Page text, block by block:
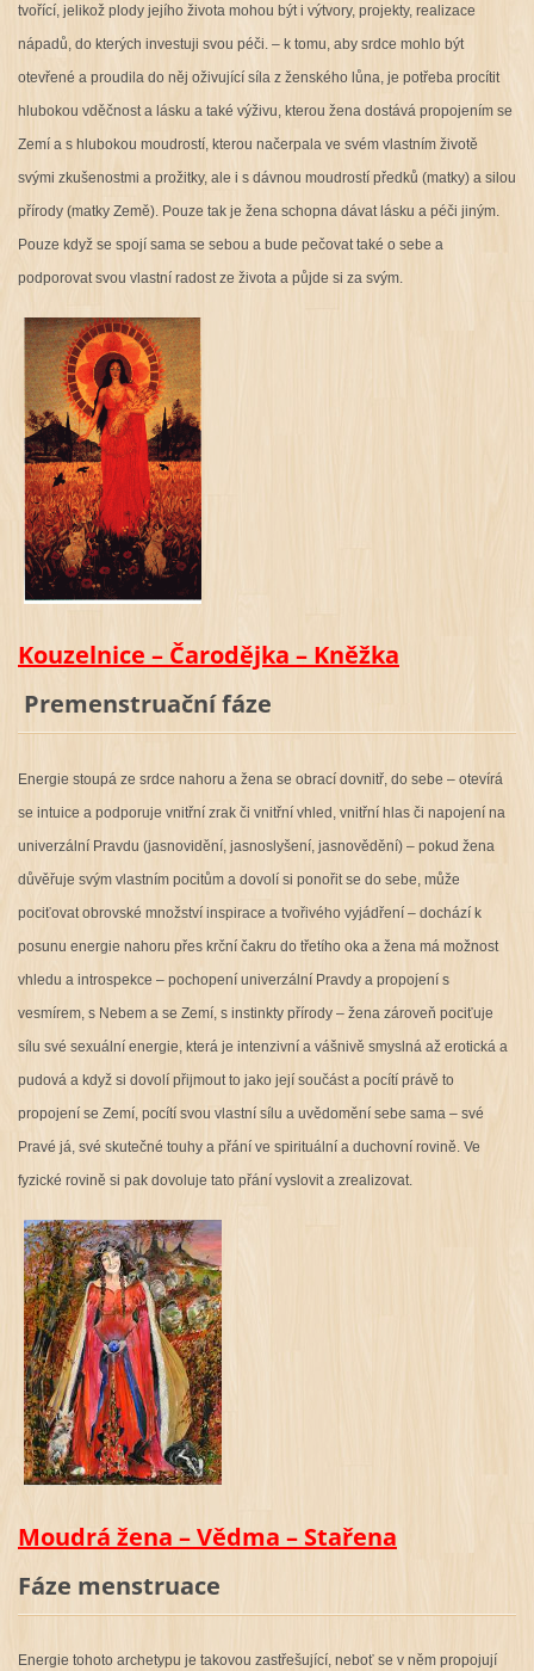
tvořící, jelikož plody jejího života mohou být i výtvory, projekty, realizace
nápadů, do kterých investuji svou péči. – k tomu, aby srdce mohlo být
otevřené a proudila do něj oživující síla z ženského lůna, je potřeba procítit
hlubokou vděčnost a lásku a také výživu, kterou žena dostává propojením se
Zemí a s hlubokou moudrostí, kterou načerpala ve svém vlastním životě
svými zkušenostmi a prožitky, ale i s dávnou moudrostí předků (matky) a silou
přírody (matky Země). Pouze tak je žena schopna dávat lásku a péči jiným.
Pouze když se spojí sama se sebou a bude pečovat také o sebe a
podporovat svou vlastní radost ze života a půjde si za svým.
Kouzelnice – Čarodějka – Kněžka
Premenstruační fáze
Energie stoupá ze srdce nahoru a žena se obrací dovnitř, do sebe – otevírá
se intuice a podporuje vnitřní zrak či vnitřní vhled, vnitřní hlas či napojení na
univerzální Pravdu (jasnovidění, jasnoslyšení, jasnovědění) – pokud žena
důvěřuje svým vlastním pocitům a dovolí si ponořit se do sebe, může
pociťovat obrovské množství inspirace a tvořivého vyjádření – dochází k
posunu energie nahoru přes krční čakru do třetího oka a žena má možnost
vhledu a introspekce – pochopení univerzální Pravdy a propojení s
vesmírem, s Nebem a se Zemí, s instinkty přírody – žena zároveň pociťuje
sílu své sexuální energie, která je intenzivní a vášnivě smyslná až erotická a
pudová a když si dovolí přijmout to jako její součást a pocítí právě to
propojení se Zemí, pocítí svou vlastní sílu a uvědomění sebe sama – své
Pravé já, své skutečné touhy a přání ve spirituální a duchovní rovině. Ve
fyzické rovině si pak dovoluje tato přání vyslovit a zrealizovat.
Moudrá žena – Vědma – Stařena
Fáze menstruace
Energie tohoto archetypu je takovou zastřešující, neboť se v něm propojují